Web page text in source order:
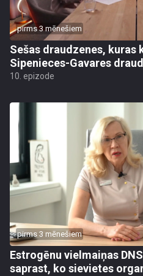
pirms 3 mēnešiem
Sešas draudzenes, kuras
Sipenieces-Gavares
10. epizode
pirms 3 mēnešiem
Estrogēnu vielmaiņas
saprast, ko sievietes